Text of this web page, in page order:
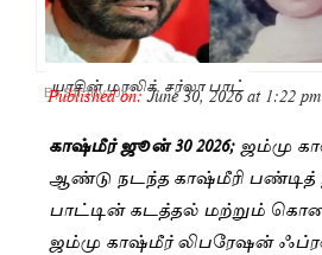
யாசின் மாலிக், சர்லா பாட்
BySaranya JK
Published on:June 30, 2026 at 1:22 pm
காஷ்மீர் ஜூன் 30 2026; ஜம்மு
ஆண்டு நடந்த காஷ்மீரி பண்டித்
பாட்டின் கடத்தல் மற்றும்
ஜம்மு காஷ்மீர் லிபரேஷன்